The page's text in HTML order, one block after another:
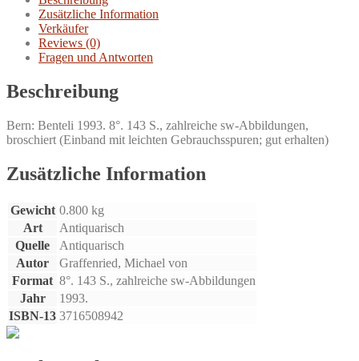
MengeZusätzliche Information
Verkäufer
Reviews (0)
Fragen und Antworten
Beschreibung
Bern: Benteli 1993. 8°. 143 S., zahlreiche sw-Abbildungen,
broschiert (Einband mit leichten Gebrauchsspuren; gut erhalten)
Zusätzliche Information
Gewicht 0.800 kg
Art
Antiquarisch
Quelle
Antiquarisch
Autor
Graffenried, Michael von
Format 8°. 143 S., zahlreiche sw-Abbildungen
Jahr
1993.
ISBN-13 3716508942